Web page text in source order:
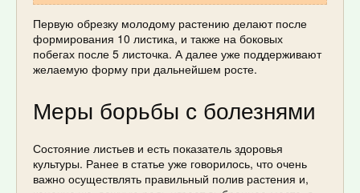
Первую обрезку молодому растению делают после
формирования 10 листика, и также на боковых
побегах после 5 листочка. А далее уже поддерживают
желаемую форму при дальнейшем росте.
Меры борьбы с болезнями
Состояние листьев и есть показатель здоровья
культуры. Ранее в статье уже говорилось, что очень
важно осуществлять правильный полив растения и,